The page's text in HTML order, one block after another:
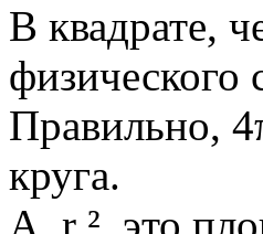
В квадрате,
физического
Правильно,
круга.
А, r ², это